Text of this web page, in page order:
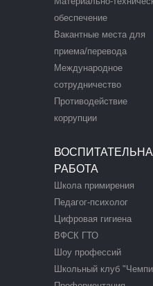
обеспечение
Вакантные места для
приема/перевода
Международное
сотрудничество
Противодействие
коррупции
РАБОТА
Школа примирения
Педагог-психолог
Цифровая гигиена
ВФСК ГТО
Шоу профессий
Школьный клуб